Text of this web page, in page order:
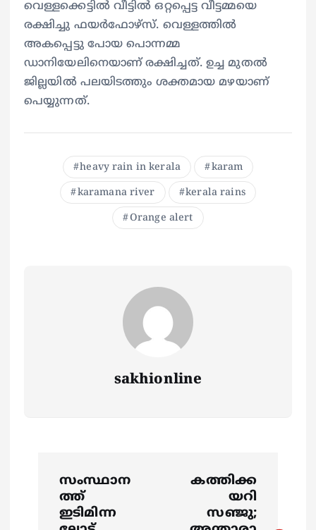
വെള്ളക്കെട്ടില്‍ വീട്ടില്‍ ഒറ്റപ്പെട്ട വീട്ടമ്മയെ
രക്ഷിച്ചു ഫയര്‍ഫോഴ്‌സ്. വെള്ളത്തില്‍
അകപ്പെട്ടു പോയ പൊന്നമ്മ
ഡാനിയേലിനെയാണ് രക്ഷിച്ചത്. ഉച്ച മുതല്‍
ജില്ലയില്‍ പലയിടത്തും ശക്തമായ മഴയാണ്
പെയ്യുന്നത്.
heavy rain in kerala karam
karamana river kerala rains
Orange alert
sakhionline
സംസ്ഥാന
ത്ത്
ഇടിമിന്ന
കത്തിക്ക
യറി
സഞ്ജു;